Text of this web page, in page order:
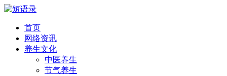
首页
网络资讯
养生文化
中医养生
节气养生